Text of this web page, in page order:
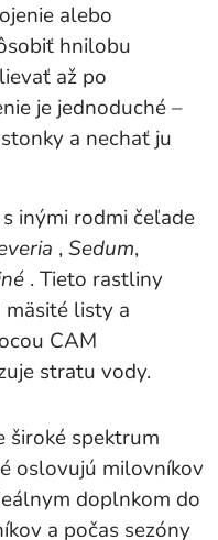
alebo
hnilobu
až po
je jednoduché –
a nechať ju
inými rodmi čeľade
,Sedum,
. Tieto rastliny
mäsité listy a
CAM
stratu vody.
široké spektrum
oslovujú milovníkov
doplnkom do
a počas sezóny